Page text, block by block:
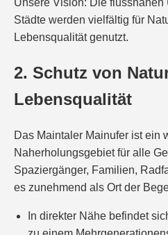
Unsere Vision: Die flussnahen
Städte werden vielfältig für
Lebensqualität genutzt.
2. Schutz von
Lebensqualität
Das Maintaler Mainufer ist ein
Naherholungsgebiet für alle
Spaziergänger, Familien,
es zunehmend als Ort der
In direkter Nähe befindet